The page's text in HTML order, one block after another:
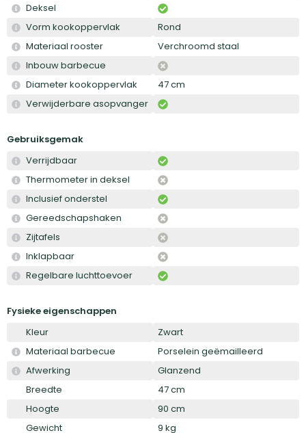
Deksel
Vorm kookoppervlak
Rond
Materiaal rooster
Verchroomd staal
Inbouw barbecue
Diameter kookoppervlak
47 cm
Verwijderbare asopvanger
Gebruiksgemak
Verrijdbaar
Thermometer in deksel
Inclusief onderstel
Gereedschapshaken
Zijtafels
Inklapbaar
Regelbare luchttoevoer
Fysieke eigenschappen
Kleur
Zwart
Materiaal barbecue
Porselein geëmailleerd
Afwerking
Glanzend
Breedte
47 cm
Hoogte
90 cm
Gewicht
9 kg